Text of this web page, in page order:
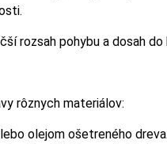
rozsah pohybu a dosah
rôznych materiálov:
olejom ošetreného